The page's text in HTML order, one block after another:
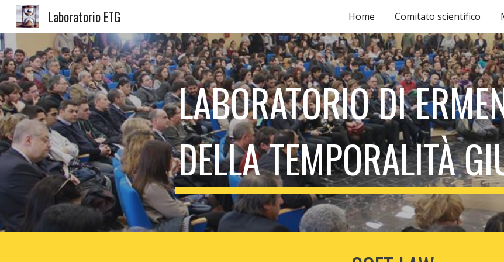
Skip to
Laboratorio ETG Home Comitato scientifico
LABORATORIO DI
DELLA TEMPORALITÀ